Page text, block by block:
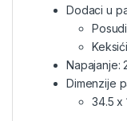
Dodaci u
Napajanje:
Dimenzije
34.5 x